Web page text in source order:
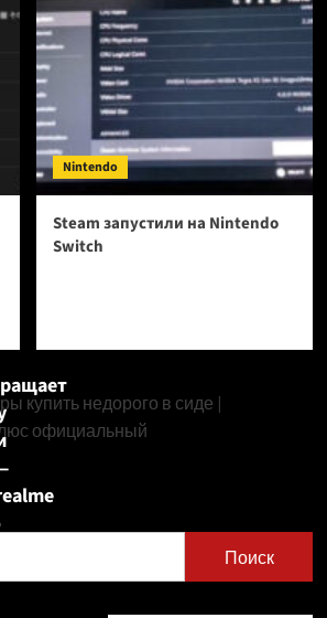
Nintendo
Steam запустили на Nintendo
Switch
купить недорого в сиде |
официальный
Поиск